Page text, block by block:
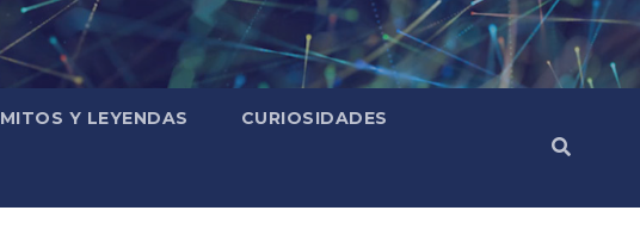
MITOS Y LEYENDAS CURIOSIDADES